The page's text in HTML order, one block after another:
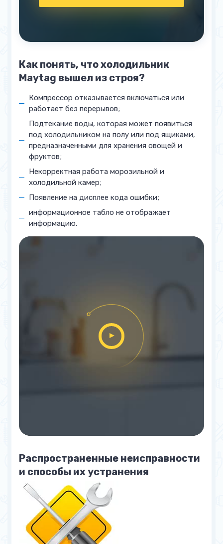
Как понять, что холодильник
Maytag вышел из строя?
Компрессор отказывается включаться или
работает без перерывов;
Подтекание воды, которая может появиться
под холодильником на полу или под ящиками,
предназначенными для хранения овощей и
фруктов;
Некорректная работа морозильной и
холодильной камер;
Появление на дисплее кода ошибки;
информационное табло не отображает
информацию.
Распространенные неисправности
и способы их устранения